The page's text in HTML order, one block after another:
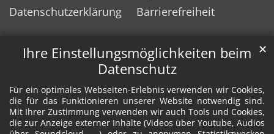
Ihre Einstellungsmöglichkeiten beim
Datenschutz
Für ein optimales Webseiten-Erlebnis verwenden wir Cookies,
die für das Funktionieren unserer Website notwendig sind.
Mit Ihrer Zustimmung verwenden wir auch Tools und Cookies,
die zur Anzeige externer Inhalte (Videos über Youtube, Audios
✕
Datenschutzerklärung
Barrierefreiheit